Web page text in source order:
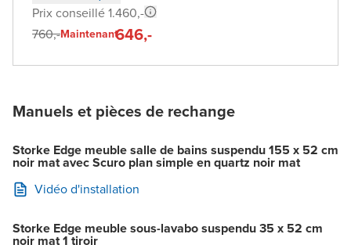
Prix conseillé 1.460,-
760,-Maintenant646,-
Manuels et pièces de rechange
Storke Edge meuble salle de bains suspendu 155 x 52 cm
noir mat avec Scuro plan simple en quartz noir mat
Vidéo d'installation
Storke Edge meuble sous-lavabo suspendu 35 x 52 cm
noir mat 1 tiroir